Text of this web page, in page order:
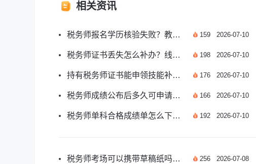
相关资讯
税务师报名学历核验失败？教你快速解决办法 159 2026-07-10
税务师证书丢失怎么补办？线上流程全解析 198 2026-07-10
持有税务师证书能申领技能补贴吗？答案来了 176 2026-07-10
税务师成绩公布后多久可申请成绩复核？ 166 2026-07-10
税务师单科合格成绩单怎么下载打印？ 192 2026-07-10
税务师考场可以携带草稿纸吗？答案来了 256 2026-07-08